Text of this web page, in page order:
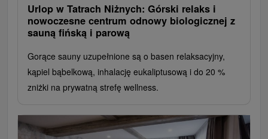
Urlop w Tatrach Niżnych: Górski relaks i
nowoczesne centrum odnowy biologicznej z
sauną fińską i parową
Gorące sauny uzupełnione są o basen relaksacyjny,
kąpiel bąbelkową, inhalację eukaliptusową i do 20 %
zniżki na prywatną strefę wellness.